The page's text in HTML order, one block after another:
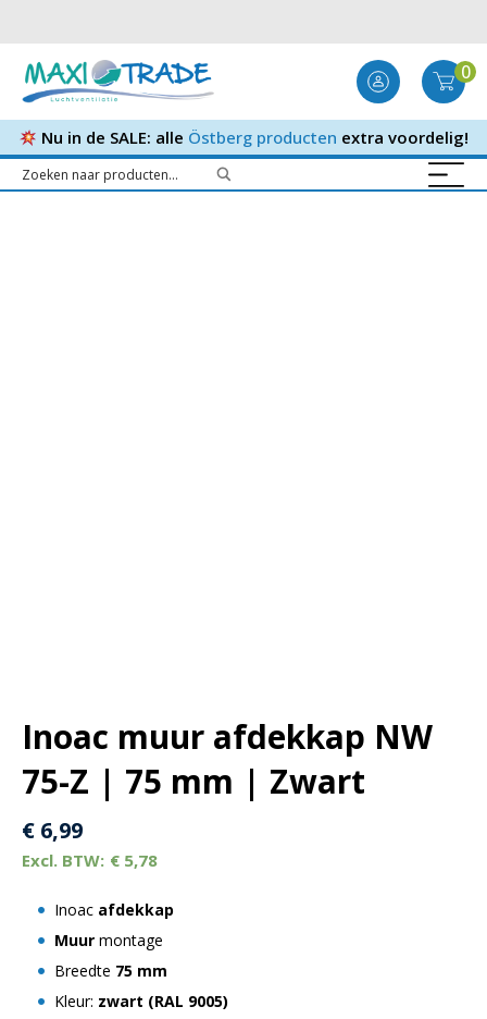
0
Nu in de SALE: alle Östberg producten extra voordelig!
Inoac muur afdekkap NW
75-Z | 75 mm | Zwart
€ 6,99
€ 5,78
Inoac afdekkap
Muur montage
Breedte 75 mm
Kleur: zwart (RAL 9005)